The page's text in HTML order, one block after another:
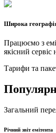
Широка
Працюємо з
якісний
Тарифи та
Загальний
Річний звіт емітента